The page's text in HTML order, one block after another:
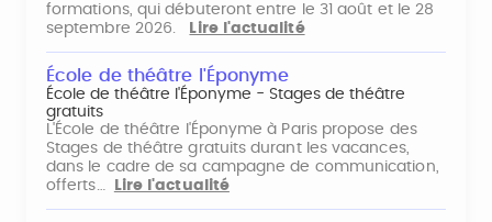
formations, qui débuteront entre le 31 août et le 28
septembre 2026.
Lire l'actualité
École de théâtre l'Éponyme
École de théâtre l'Éponyme - Stages de théâtre
gratuits
L'École de théâtre l'Éponyme à Paris propose des
Stages de théâtre gratuits durant les vacances,
dans le cadre de sa campagne de communication,
offerts…
Lire l'actualité